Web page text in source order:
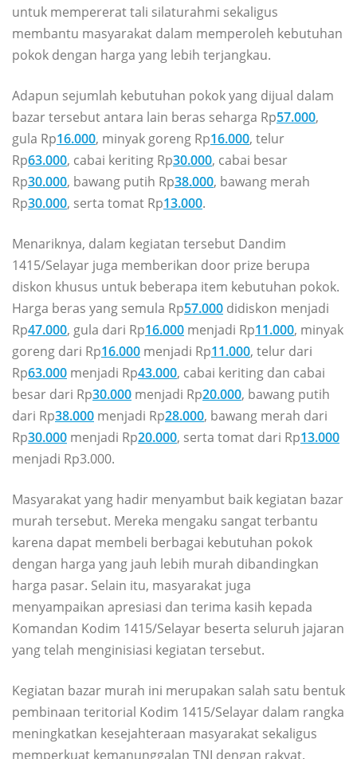
untuk mempererat tali silaturahmi sekaligus
membantu masyarakat dalam memperoleh kebutuhan
pokok dengan harga yang lebih terjangkau.
Adapun sejumlah kebutuhan pokok yang dijual dalam
bazar tersebut antara lain beras seharga Rp57.000,
gula Rp16.000, minyak goreng Rp16.000, telur
Rp63.000, cabai keriting Rp30.000, cabai besar
Rp30.000, bawang putih Rp38.000, bawang merah
Rp30.000, serta tomat Rp13.000.
Menariknya, dalam kegiatan tersebut Dandim
1415/Selayar juga memberikan door prize berupa
diskon khusus untuk beberapa item kebutuhan pokok.
Harga beras yang semula Rp57.000 didiskon menjadi
Rp47.000, gula dari Rp16.000 menjadi Rp11.000, minyak
goreng dari Rp16.000 menjadi Rp11.000, telur dari
Rp63.000 menjadi Rp43.000, cabai keriting dan cabai
besar dari Rp30.000 menjadi Rp20.000, bawang putih
dari Rp38.000 menjadi Rp28.000, bawang merah dari
Rp30.000 menjadi Rp20.000, serta tomat dari Rp13.000
menjadi Rp3.000.
Masyarakat yang hadir menyambut baik kegiatan bazar
murah tersebut. Mereka mengaku sangat terbantu
karena dapat membeli berbagai kebutuhan pokok
dengan harga yang jauh lebih murah dibandingkan
harga pasar. Selain itu, masyarakat juga
menyampaikan apresiasi dan terima kasih kepada
Komandan Kodim 1415/Selayar beserta seluruh jajaran
yang telah menginisiasi kegiatan tersebut.
Kegiatan bazar murah ini merupakan salah satu bentuk
pembinaan teritorial Kodim 1415/Selayar dalam rangka
meningkatkan kesejahteraan masyarakat sekaligus
memperkuat kemanunggalan TNI dengan rakyat.